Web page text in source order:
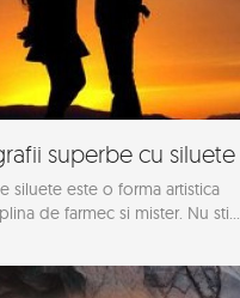
superbe cu siluete
siluete este o forma artistica
de farmec si mister. Nu sti...